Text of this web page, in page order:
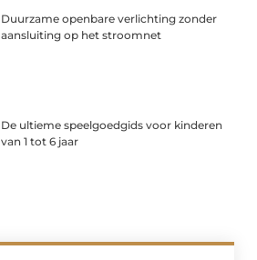
Duurzame openbare verlichting zonder
aansluiting op het stroomnet
De ultieme speelgoedgids voor kinderen
van 1 tot 6 jaar